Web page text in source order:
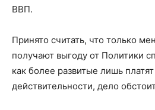
ВВП.
Принято считать, что только
получают выгоду от Политики
как более развитые лишь
действительности, дело